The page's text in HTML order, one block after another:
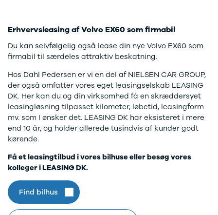
Erhvervsleasing af Volvo EX60 som firmabil
Du kan selvfølgelig også lease din nye Volvo EX60 som
firmabil til særdeles attraktiv beskatning.
Hos Dahl Pedersen er vi en del af NIELSEN CAR GROUP,
der også omfatter vores eget leasingselskab LEASING
DK. Her kan du og din virksomhed få en skræddersyet
leasingløsning tilpasset kilometer, løbetid, leasingform
mv. som I ønsker det. LEASING DK har eksisteret i mere
end 10 år, og holder allerede tusindvis af kunder godt
kørende.
Få et leasingtilbud i vores bilhuse eller besøg vores
kolleger i LEASING DK.
Find bilhus